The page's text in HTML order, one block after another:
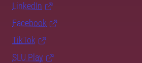
LinkedIn
Facebook
TikTok
SLU Play